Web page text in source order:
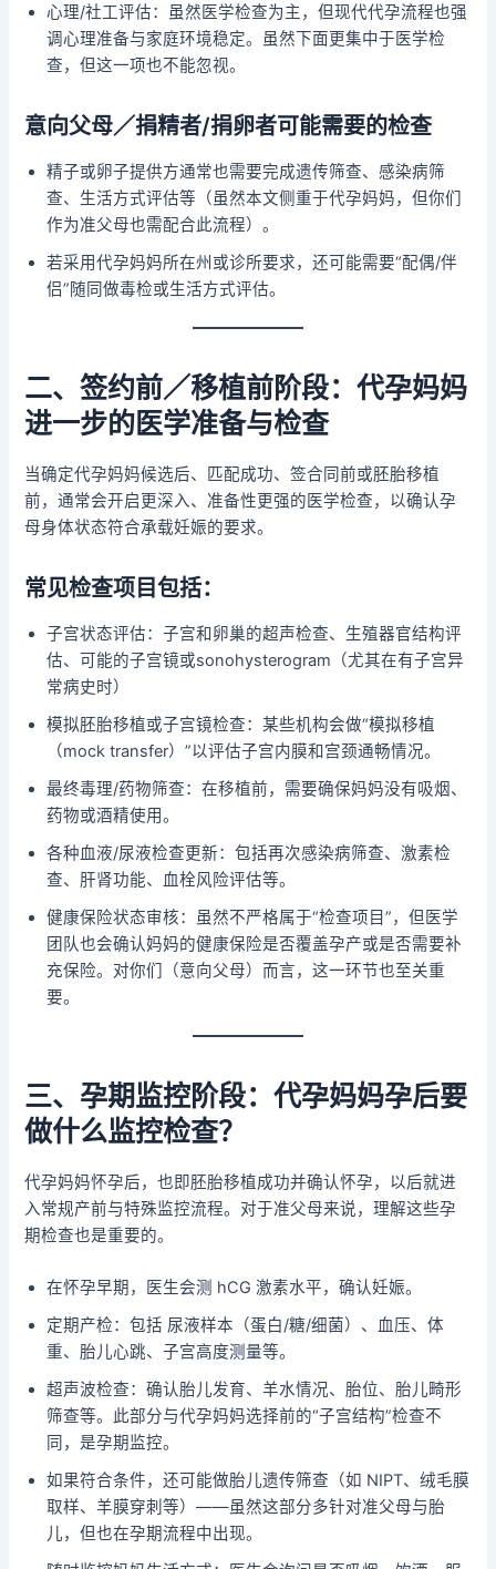
心理/社工评估：虽然医学检查为主，但现代代孕流程也强
调心理准备与家庭环境稳定。虽然下面更集中于医学检
查，但这一项也不能忽视。
意向父母／捐精者/捐卵者可能需要的检查
精子或卵子提供方通常也需要完成遗传筛查、感染病筛
查、生活方式评估等（虽然本文侧重于代孕妈妈，但你们
作为准父母也需配合此流程）。
若采用代孕妈妈所在州或诊所要求，还可能需要“配偶/伴
侣”随同做毒检或生活方式评估。
二、签约前／移植前阶段：代孕妈妈
进一步的医学准备与检查
当确定代孕妈妈候选后、匹配成功、签合同前或胚胎移植
前，通常会开启更深入、准备性更强的医学检查，以确认孕
母身体状态符合承载妊娠的要求。
常见检查项目包括：
子宫状态评估：子宫和卵巢的超声检查、生殖器官结构评
估、可能的子宫镜或sonohysterogram（尤其在有子宫异
常病史时）
模拟胚胎移植或子宫镜检查：某些机构会做“模拟移植
（mock transfer）”以评估子宫内膜和宫颈通畅情况。
最终毒理/药物筛查：在移植前，需要确保妈妈没有吸烟、
药物或酒精使用。
各种血液/尿液检查更新：包括再次感染病筛查、激素检
查、肝肾功能、血栓风险评估等。
健康保险状态审核：虽然不严格属于“检查项目”，但医学
团队也会确认妈妈的健康保险是否覆盖孕产或是否需要补
充保险。对你们（意向父母）而言，这一环节也至关重
要。
三、孕期监控阶段：代孕妈妈孕后要
做什么监控检查？
代孕妈妈怀孕后，也即胚胎移植成功并确认怀孕，以后就进
入常规产前与特殊监控流程。对于准父母来说，理解这些孕
期检查也是重要的。
在怀孕早期，医生会测 hCG 激素水平，确认妊娠。
定期产检：包括 尿液样本（蛋白/糖/细菌）、血压、体
重、胎儿心跳、子宫高度测量等。
超声波检查：确认胎儿发育、羊水情况、胎位、胎儿畸形
筛查等。此部分与代孕妈妈选择前的“子宫结构”检查不
同，是孕期监控。
如果符合条件，还可能做胎儿遗传筛查（如 NIPT、绒毛膜
取样、羊膜穿刺等）——虽然这部分多针对准父母与胎
儿，但也在孕期流程中出现。